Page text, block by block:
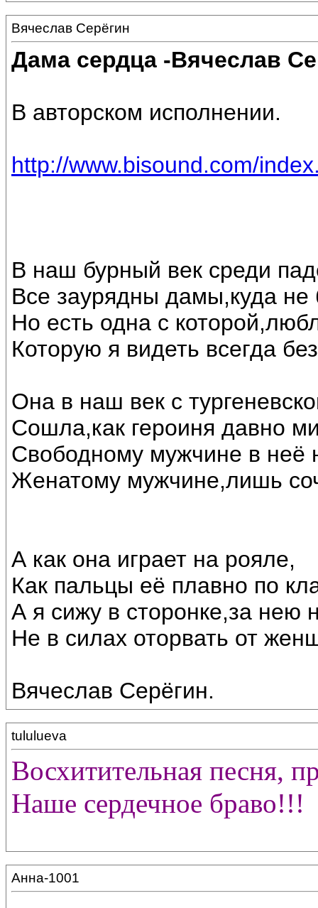
Вячеслав Серёгин
Дама сердца -Вячеслав
В авторском исполнении.
http://www.bisound.com/
В наш бурный век среди
Все заурядны дамы,куда не
Но есть одна с
Которую я видеть всегда
Она в наш век с
Сошла,как героиня давно
Свободному мужчине в неё
Женатому мужчине,лишь
А как она играет на рояле,
Как пальцы её плавно по
А я сижу в сторонке,за нею
Не в силах оторвать от
Вячеслав Серёгин.
tululueva
Восхитительная песня,
Наше сердечное браво!!!
Анна-1001